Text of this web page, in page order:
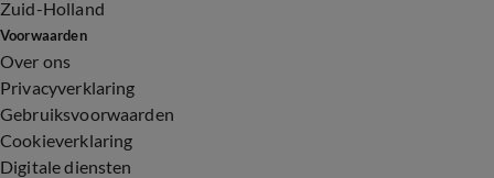
Zuid-Holland
Voorwaarden
Over ons
Privacyverklaring
Gebruiksvoorwaarden
Cookieverklaring
Digitale diensten